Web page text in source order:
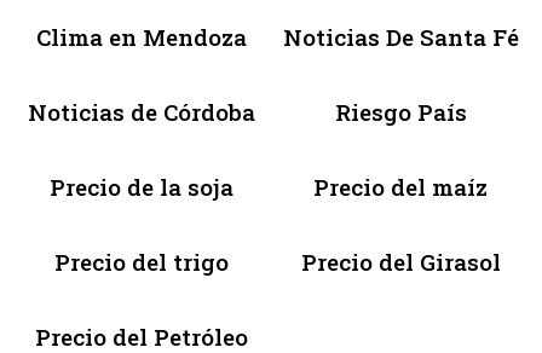
Clima en Mendoza Noticias De Santa Fé
Noticias de Córdoba Riesgo País
Precio de la soja Precio del maíz
Precio del trigo Precio del Girasol
Precio del Petróleo